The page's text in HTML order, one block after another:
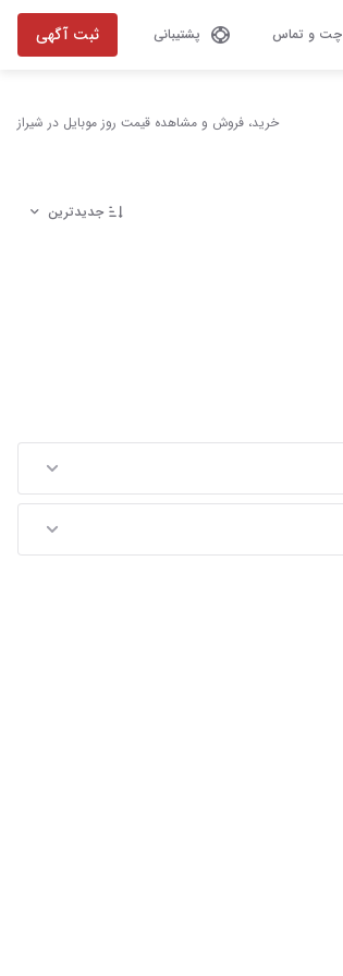
چت و تماس پشتیبانی ثبت آگهی
خرید، فروش و مشاهده قیمت روز موبایل در شیراز
جدیدترین